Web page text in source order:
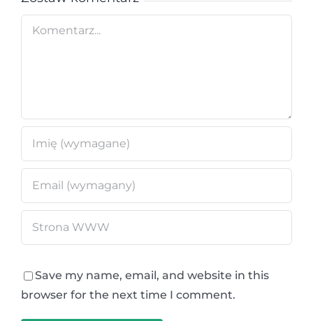
Save my name, email, and website in this
browser for the next time I comment.